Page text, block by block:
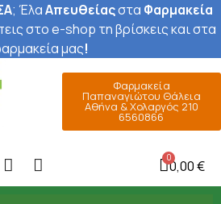
; ΈλαΑπευθείαςστα Φαρμακεία
στο e-shop τη βρίσκεις και στα
μας!
Φαρμακεία
Παπαναγιώτου Θάλεια
Αθήνα & Χολαργός 210
6560866
0,00 €